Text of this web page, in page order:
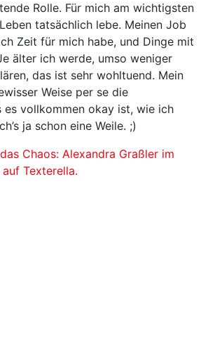
Rolle. Für mich am wichtigsten
tatsächlich lebe. Meinen Job
Zeit für mich habe, und Dinge mit
älter ich werde, umso weniger
das ist sehr wohltuend. Mein
Weise per se die
es vollkommen okay ist, wie ich
ja schon eine Weile. ;)